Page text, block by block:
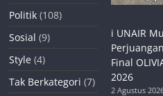
Politik (108)
Sosial (9)
Style (4)
Tak Berkategori (7)
i UNAIR
Final
2026
2 Agustus